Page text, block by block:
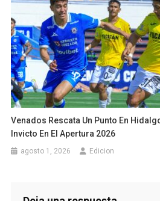
Venados Rescata Un Punto En
Invicto En El Apertura 2026
agosto 1, 2026 Edicion